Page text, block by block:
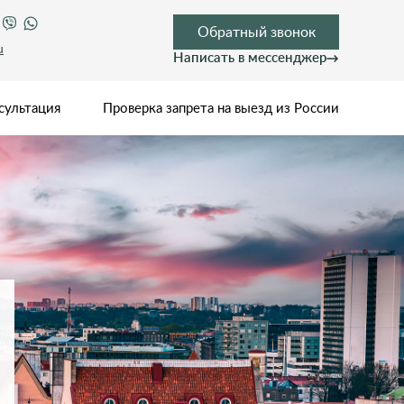
Обратный звонок
Написать в мессенджер
Проверка запрета на выезд из России